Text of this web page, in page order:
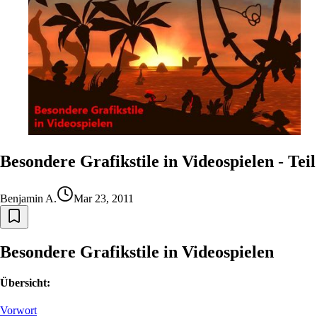
Besondere Grafikstile in Videospielen -
Benjamin A. Mar 23, 2011
Besondere Grafikstile in Videospielen
Übersicht:
Vorwort